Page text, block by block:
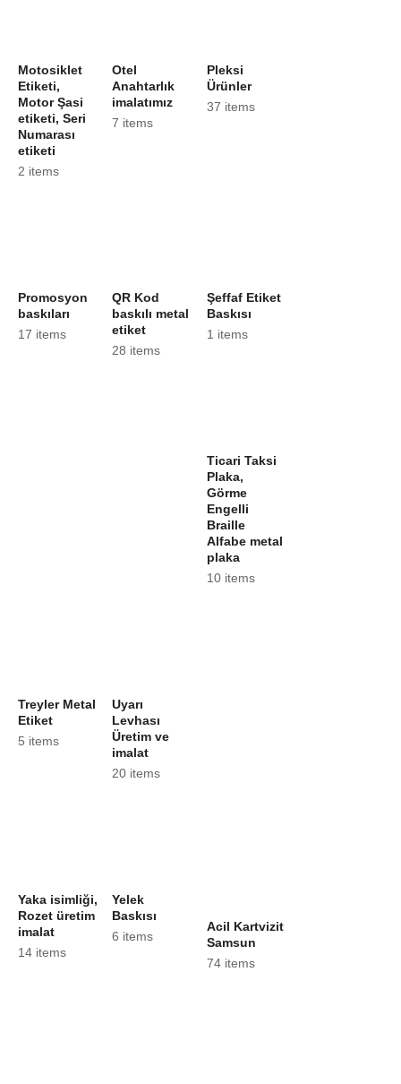
Motosiklet
Etiketi,
Motor Şasi
etiketi, Seri
Numarası
etiketi
2 items
Otel
Anahtarlık
imalatımız
7 items
Pleksi
Ürünler
37 items
Promosyon
baskıları
17 items
QR Kod
baskılı metal
etiket
28 items
Şeffaf Etiket
Baskısı
1 items
Ticari Taksi
Plaka,
Görme
Engelli
Braille
Alfabe metal
plaka
10 items
Treyler Metal
Etiket
5 items
Uyarı
Levhası
Üretim ve
imalat
20 items
Yaka isimliği,
Rozet üretim
imalat
14 items
Yelek
Baskısı
6 items
Acil Kartvizit
Samsun
74 items